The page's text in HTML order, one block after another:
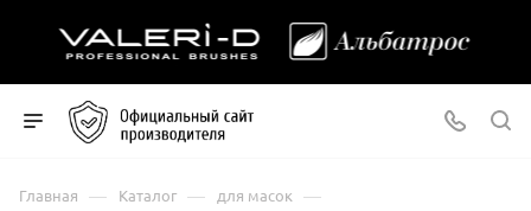
Главная — Каталог — для масок —